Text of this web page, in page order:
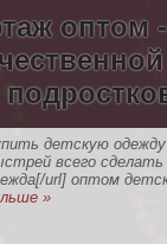
детскую
всего сделать
url] оптом
»